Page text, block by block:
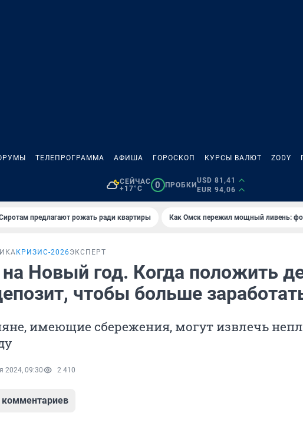
ТЕЛЕПРОГРАММА АФИША ГОРОСКОП КУРСЫ ВАЛЮТ ZODY
СЕЙЧАС
+17°C
0 ПРОБКИ
USD 81,41
EUR 94,06
предлагают рожать ради квартиры Как Омск пережил мощный ливень:
КРИЗИС-2026ЭКСПЕРТ
Новый год. Когда положить
чтобы больше
имеющие сбережения, могут извлечь
2024, 09:30 2 410
комментариев